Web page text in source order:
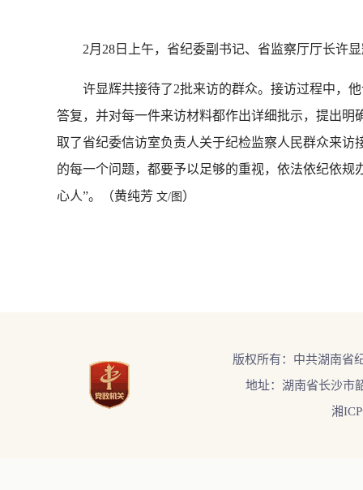
2月28日上午，省纪委副书记、省监察厅厅长许显
许显辉共接待了2批来访的群众。接访过程中，他
答复，并对每一件来访材料都作出详细批示，提出
取了省纪委信访室负责人关于纪检监察人民群众来
的每一个问题，都要予以足够的重视，依法依纪依
心人”。（黄纯芳 文/图 ）
版权所有：中共湖南省
地址：湖南省长沙市
湘